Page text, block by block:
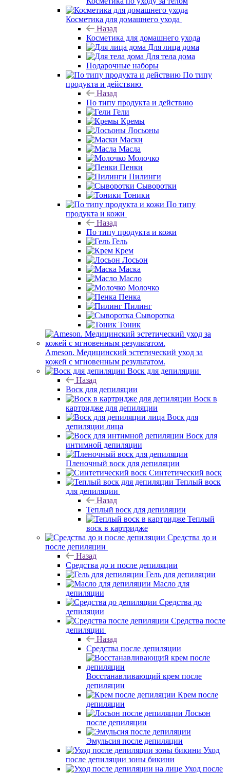
Косметика для домашнего ухода
Назад
Косметика для домашнего ухода
Для лица дома
Для тела дома
Подарочные наборы
По типу
продукта и действию
Назад
По типу продукта и действию
Гели
Кремы
Лосьоны
Маски
Масла
Молочко
Пенки
Пилинги
Сыворотки
Тоники
По типу
продукта и кожи
Назад
По типу продукта и кожи
Гель
Крем
Лосьон
Маска
Масло
Молочко
Пенка
Пилинг
Сыворотка
Тоник
Ameson. Медицинский эстетический уход за
кожей с мгновенным результатом.
Воск для депиляции
Назад
Воск для депиляции
Воск в
картридже для депиляции
Воск для
депиляции лица
Воск для
интимной депиляции
Пленочный воск для депиляции
Синтетический воск
Теплый воск
для депиляции
Назад
Теплый воск для депиляции
Теплый
воск в картридже
Средства до и
после депиляции
Назад
Средства до и после депиляции
Гель для депиляции
Масло для
депиляции
Средства до
депиляции
Средства после
депиляции
Назад
Средства после депиляции
Восстанавливающий крем после
депиляции
Крем после
депиляции
Лосьон
после депиляции
Эмульсия после депиляции
Уход
после депиляции зоны бикини
Уход после